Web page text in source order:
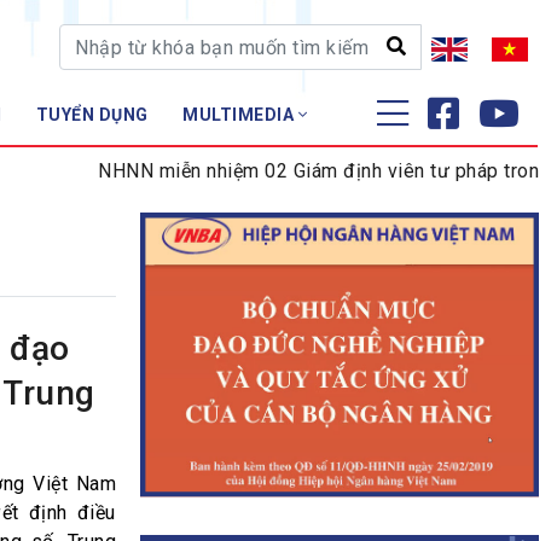
TUYỂN DỤNG MULTIMEDIA
ĐÀO TẠO - NGHIÊN CỨU
Tập huấn
NHNN miễn nhiệm 02 Giám định viên tư pháp trong
Việt Nam
định điều